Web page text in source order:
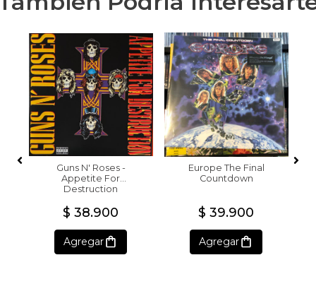
Guns N' Roses -
Appetite For
Destruction
$ 38.900
Agregar
Europe The Final
Countdown
$ 39.900
Agregar